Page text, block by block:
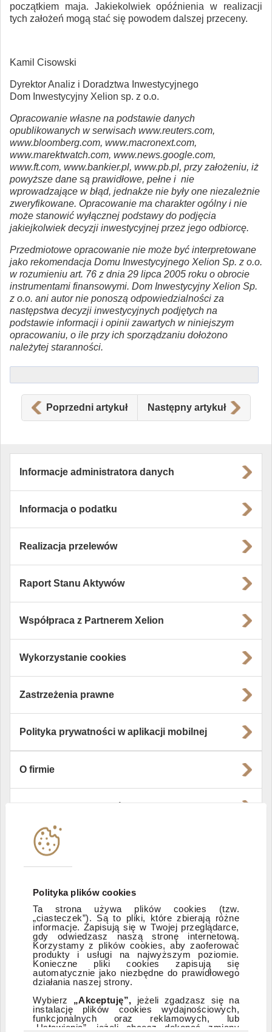
Polityka plików cookies
Ta strona używa plików cookies (tzw.
„ciasteczek”). Są to pliki, które zbierają różne
informacje. Zapisują się w Twojej przeglądarce,
gdy odwiedzasz naszą stronę internetową.
Korzystamy z plików cookies, aby zaoferować
produkty i usługi na najwyższym poziomie.
Konieczne pliki cookies zapisują się
automatycznie jako niezbędne do prawidłowego
działania naszej strony.
Wybierz „Akceptuję”, jeżeli zgadzasz się na
instalację plików cookies wydajnościowych,
funkcjonalnych oraz reklamowych, lub
„Ustawienia”, jeżeli chcesz dokonać zmiany
początkiem maja. Jakiekolwiek opóźnienia w realizacji
tych założeń mogą stać się powodem dalszej przeceny.
Kamil Cisowski
Dyrektor Analiz i Doradztwa Inwestycyjnego
Dom Inwestycyjny Xelion sp. z o.o.
Opracowanie własne na podstawie danych
opublikowanych w serwisach www.reuters.com,
www.bloomberg.com, www.macronext.com,
www.marektwatch.com, www.news.google.com,
www.ft.com, www.bankier.pl, www.pb.pl, przy założeniu, iż
powyższe dane są prawidłowe, pełne i nie
wprowadzające w błąd, jednakże nie były one niezależnie
zweryfikowane. Opracowanie ma charakter ogólny i nie
może stanowić wyłącznej podstawy do podjęcia
jakiejkolwiek decyzji inwestycyjnej przez jego odbiorcę.
Przedmiotowe opracowanie nie może być interpretowane
jako rekomendacja Domu Inwestycyjnego Xelion Sp. z o.o.
w rozumieniu art. 76 z dnia 29 lipca 2005 roku o obrocie
instrumentami finansowymi. Dom Inwestycyjny Xelion Sp.
z o.o. ani autor nie ponoszą odpowiedzialności za
następstwa decyzji inwestycyjnych podjętych na
podstawie informacji i opinii zawartych w niniejszym
opracowaniu, o ile przy ich sporządzaniu dołożono
należytej staranności.
Poprzedni artykuł Następny artykuł
Informacje administratora danych
Informacja o podatku
Realizacja przelewów
Raport Stanu Aktywów
Współpraca z Partnerem Xelion
Wykorzystanie cookies
Zastrzeżenia prawne
Polityka prywatności w aplikacji mobilnej
O firmie
Instytucje współpracujące
Zastrzeżenia prawne
ESG